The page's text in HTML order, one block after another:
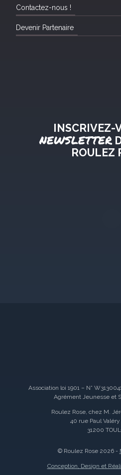
Contactez-nous !
Devenir Partenaire
INSCRIVEZ-
NEWSLETTER
ROULEZ
Association loi 1901 – N°
Agrément Jeunesse et
Roulez Rose, chez M.
40 rue Paul Valéry
31200
© Roulez Rose 2026 -
Conception, Design et